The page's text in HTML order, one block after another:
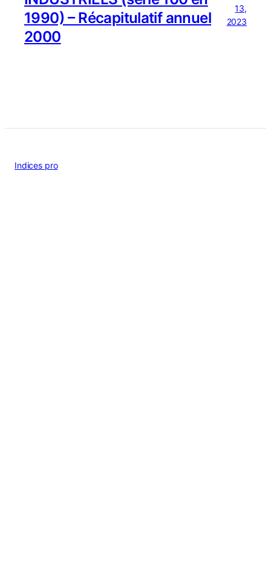
1990) – Récapitulatif annuel
2000
13,
2023
Indices pro